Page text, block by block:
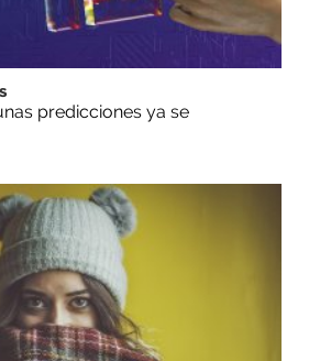
predicciones ya se